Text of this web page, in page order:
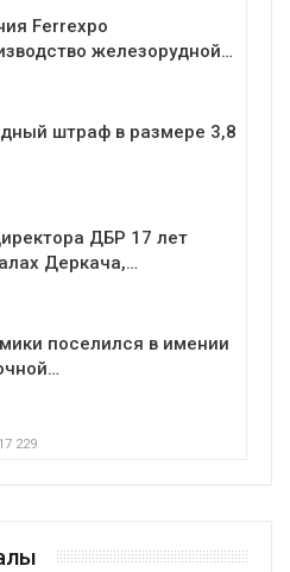
Ferrexpo
железорудной…
штраф в размере 3,8
ДБР 17 лет
Деркача,…
поселился в имении
229